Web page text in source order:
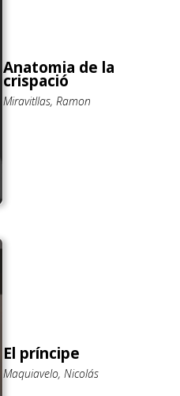
Anatomia de la
crispació
Miravitllas, Ramon
El príncipe
Maquiavelo, Nicolás